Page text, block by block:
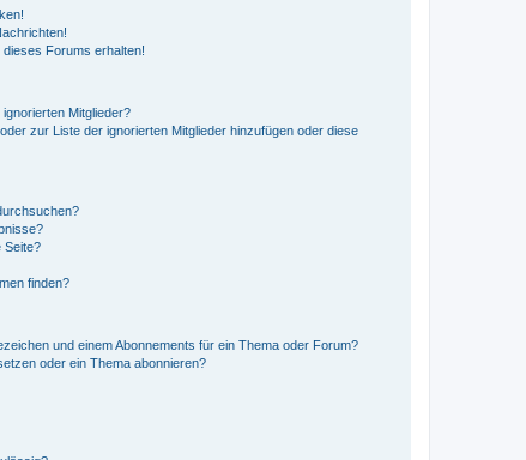
dieses Forums erhalten!
Mitglieder?
zur Liste der ignorierten Mitglieder hinzufügen oder diese
Seite?
finden?
und einem Abonnements für ein Thema oder Forum?
oder ein Thema abonnieren?